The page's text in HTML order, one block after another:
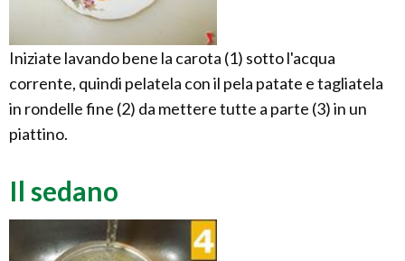
Iniziate lavando bene la carota (1) sotto l'acqua
corrente, quindi pelatela con il pela patate e tagliatela
in rondelle fine (2) da mettere tutte a parte (3) in un
piattino.
Il sedano